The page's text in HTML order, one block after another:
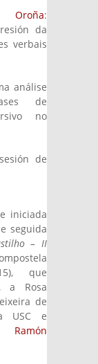
Oroña:
da
verbais
análise
de
no
de
iniciada
seguida
– II
que
a Rosa
de
USC e
Ramón